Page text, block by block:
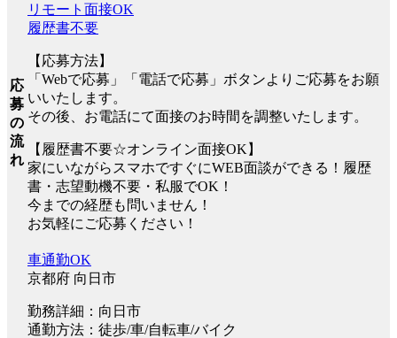
応
募
の
流
れ
リモート面接OK
履歴書不要
【応募方法】
「Webで応募」「電話で応募」ボタンよりご応募をお願
いいたします。
その後、お電話にて面接のお時間を調整いたします。
【履歴書不要☆オンライン面接OK】
家にいながらスマホですぐにWEB面談ができる！履歴
書・志望動機不要・私服でOK！
今までの経歴も問いません！
お気軽にご応募ください！
車通勤OK
京都府 向日市
勤務詳細：向日市
通勤方法：徒歩/車/自転車/バイク